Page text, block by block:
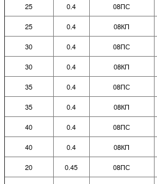
25 0.4 08ПС
25 0.4 08КП
30 0.4 08ПС
30 0.4 08КП
35 0.4 08ПС
35 0.4 08КП
40 0.4 08ПС
40 0.4 08КП
20 0.45 08ПС